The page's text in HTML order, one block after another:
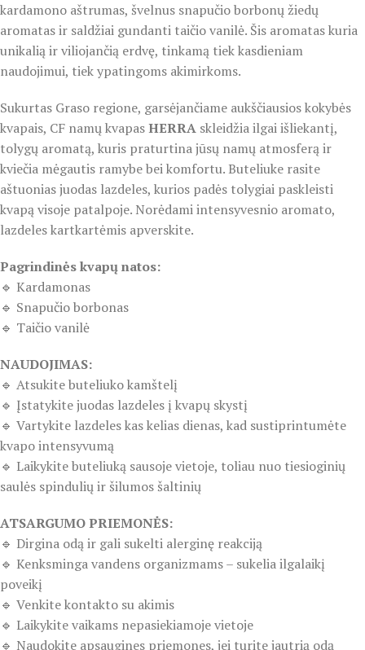
kardamono aštrumas, švelnus snapučio borbonų žiedų
aromatas ir saldžiai gundanti taičio vanilė. Šis aromatas kuria
unikalią ir viliojančią erdvę, tinkamą tiek kasdieniam
naudojimui, tiek ypatingoms akimirkoms.
Sukurtas Graso regione, garsėjančiame aukščiausios kokybės
kvapais, CF namų kvapasHERRA skleidžia ilgai išliekantį,
tolygų aromatą, kuris praturtina jūsų namų atmosferą ir
kviečia mėgautis ramybe bei komfortu. Buteliuke rasite
aštuonias juodas lazdeles, kurios padės tolygiai paskleisti
kvapą visoje patalpoje. Norėdami intensyvesnio aromato,
lazdeles kartkartėmis apverskite.
Pagrindinės kvapų natos:
🔹 Kardamonas
🔹 Snapučio borbonas
🔹 Taičio vanilė
NAUDOJIMAS:
🔹 Atsukite buteliuko kamštelį
🔹 Įstatykite juodas lazdeles į kvapų skystį
🔹 Vartykite lazdeles kas kelias dienas, kad sustiprintumėte
kvapo intensyvumą
🔹 Laikykite buteliuką sausoje vietoje, toliau nuo tiesioginių
saulės spindulių ir šilumos šaltinių
ATSARGUMO PRIEMONĖS:
🔹 Dirgina odą ir gali sukelti alerginę reakciją
🔹 Kenksminga vandens organizmams – sukelia ilgalaikį
poveikį
🔹 Venkite kontakto su akimis
🔹 Laikykite vaikams nepasiekiamoje vietoje
🔹 Naudokite apsaugines priemones, jei turite jautrią odą